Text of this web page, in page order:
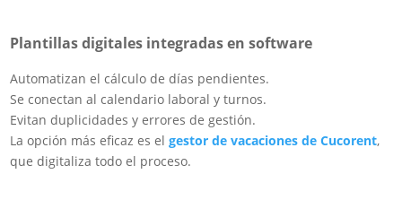
Plantillas digitales integradas en software
Automatizan el cálculo de días pendientes.
Se conectan al calendario laboral y turnos.
Evitan duplicidades y errores de gestión.
La opción más eficaz es el gestor de vacaciones de Cucorent,
que digitaliza todo el proceso.